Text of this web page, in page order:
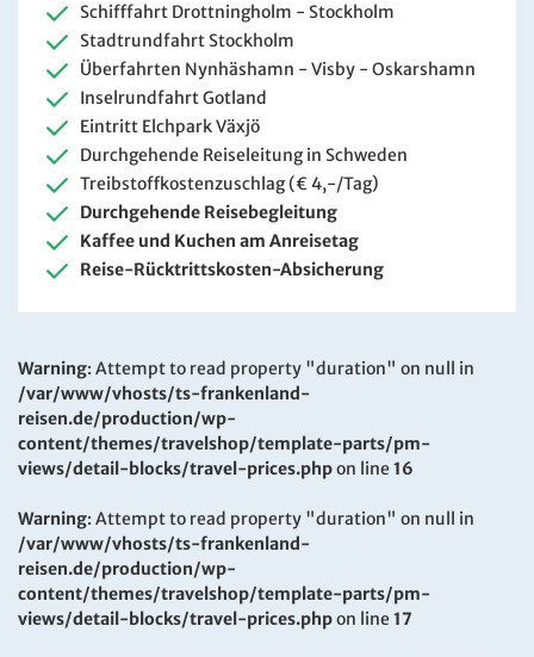
Schifffahrt Drottningholm - Stockholm
Stadtrundfahrt Stockholm
Überfahrten Nynhäshamn - Visby - Oskarshamn
Inselrundfahrt Gotland
Eintritt Elchpark Växjö
Durchgehende Reiseleitung in Schweden
Treibstoffkostenzuschlag (€ 4,-/Tag)
Durchgehende Reisebegleitung
Kaffee und Kuchen am Anreisetag
Reise-Rücktrittskosten-Absicherung
Warning: Attempt to read property "duration" on null in
/var/www/vhosts/ts-frankenland-
reisen.de/production/wp-
content/themes/travelshop/template-parts/pm-
views/detail-blocks/travel-prices.phpon line 16
Warning: Attempt to read property "duration" on null in
/var/www/vhosts/ts-frankenland-
reisen.de/production/wp-
content/themes/travelshop/template-parts/pm-
views/detail-blocks/travel-prices.phpon line 17